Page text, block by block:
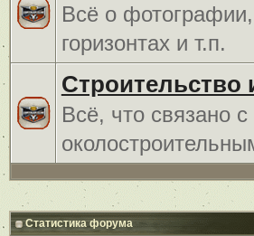
Всё о
горизонтах и т.п.
Строительство
Всё, что связано
Статистика форума